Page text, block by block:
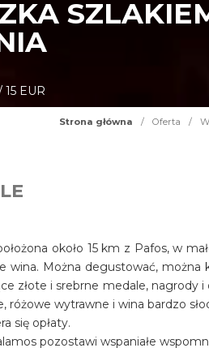
15 EUR
Strona główna / Oferta /
około 15 km z Pafos, w
wina. Można degustować, można
złote i srebrne medale, nagrody
różowe wytrawne i wina bardzo
się opłaty.
pozostawi wspaniałe